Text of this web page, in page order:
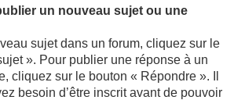
un nouveau sujet ou une
sujet dans un forum, cliquez sur le
». Pour publier une réponse à un
cliquez sur le bouton « Répondre ». Il
besoin d’être inscrit avant de pouvoir